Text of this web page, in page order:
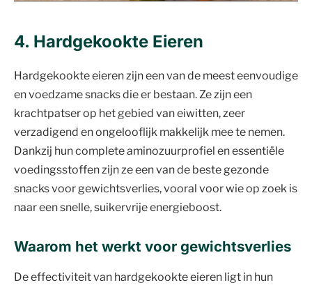
4. Hardgekookte Eieren
Hardgekookte eieren zijn een van de meest eenvoudige
en voedzame snacks die er bestaan. Ze zijn een
krachtpatser op het gebied van eiwitten, zeer
verzadigend en ongelooflijk makkelijk mee te nemen.
Dankzij hun complete aminozuurprofiel en essentiële
voedingsstoffen zijn ze een van de beste gezonde
snacks voor gewichtsverlies, vooral voor wie op zoek is
naar een snelle, suikervrije energieboost.
Waarom het werkt voor gewichtsverlies
De effectiviteit van hardgekookte eieren ligt in hun